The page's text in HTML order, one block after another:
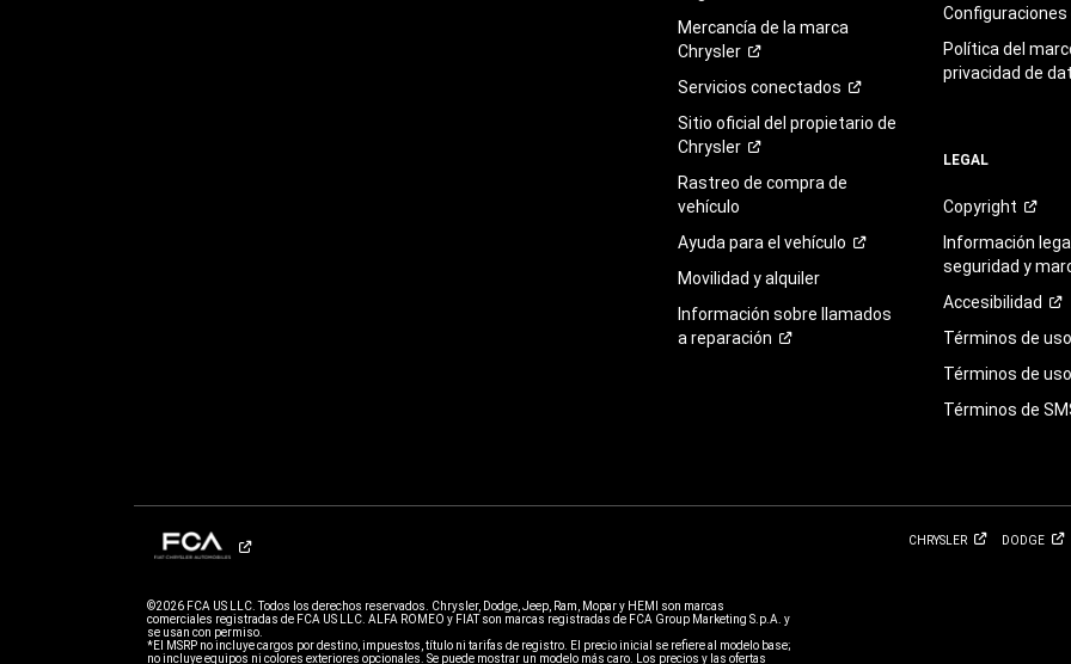
Mercancía de la marca
Chrysler
Servicios conectados
Sitio oficial del propietario de
Chrysler
Rastreo de compra de
vehículo
Ayuda para el vehículo
Movilidad y alquiler
Información sobre llamados
a reparación
Configuraciones
Política del
privacidad de
LEGAL
Copyright
Información
seguridad y
Accesibilidad
Términos deuso
Términos de
Términos de
CHRYSLER DODGE
©2026 FCA US LLC. Todos los derechos reservados. Chrysler, Dodge, Jeep, Ram, Mopar y HEMI son marcas
comerciales registradas de FCA US LLC. ALFA ROMEO y FIAT son marcas registradas de FCA Group Marketing S.p.A. y
se usan con permiso.
*El MSRP no incluye cargos por destino, impuestos, título ni tarifas de registro. El precio inicial se refiere al modelo base;
no incluye equipos ni colores exteriores opcionales. Se puede mostrar un modelo más caro. Los precios y las ofertas